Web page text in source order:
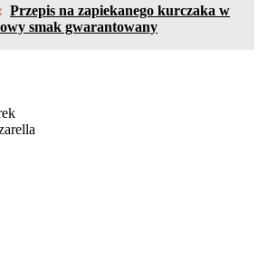
Przepis na zapiekanego kurczaka w
smak gwarantowany